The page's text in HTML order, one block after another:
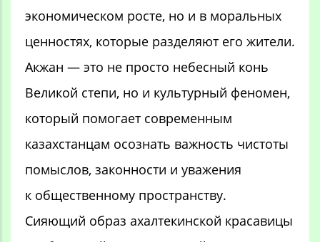
экономическом росте, но и в моральных
ценностях, которые разделяют его жители.
Акжан — это не просто небесный конь
Великой степи, но и культурный феномен,
который помогает современным
казахстанцам осознать важность чистоты
помыслов, законности и уважения
к общественному пространству.
Сияющий образ ахалтекинской красавицы